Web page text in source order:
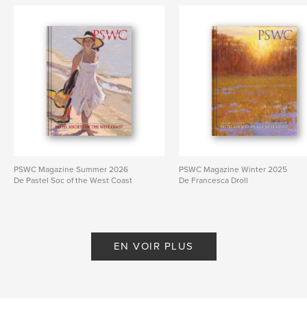
PSWC Magazine Summer 2026
De Pastel Soc of the West Coast
PSWC Magazine Winter 2025
De Francesca Droll
EN VOIR PLUS